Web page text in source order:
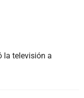
la televisión a